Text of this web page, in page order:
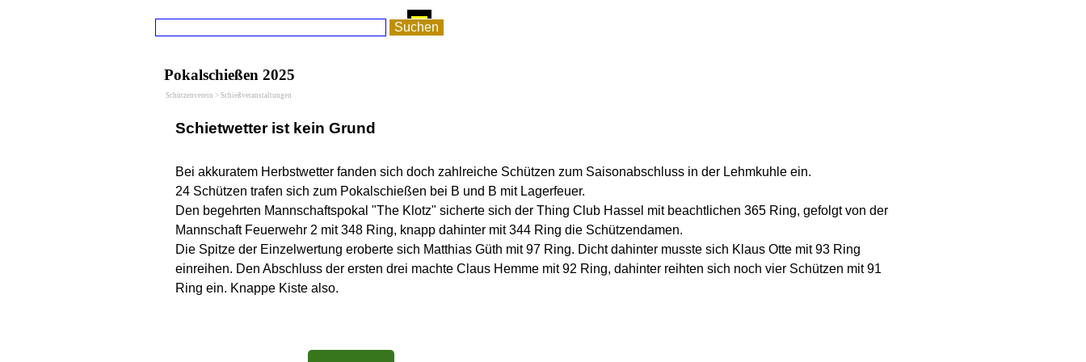
Menü überspringen
Suchen
Pokalschießen 2025
Schützenverein > Schießveranstaltungen
Schietwetter ist kein Grund
Bei akkuratem Herbstwetter fanden sich doch zahlreiche Schützen zum Saisonabschluss in der Lehmkuhle ein.
24 Schützen trafen sich zum Pokalschießen bei B und B mit Lagerfeuer.
Den begehrten Mannschaftspokal "The Klotz" sicherte sich der Thing Club Hassel mit beachtlichen 365 Ring, gefolgt von der
Mannschaft Feuerwehr 2 mit 348 Ring, knapp dahinter mit 344 Ring die Schützendamen.
Die Spitze der Einzelwertung eroberte sich Matthias Güth mit 97 Ring. Dicht dahinter musste sich Klaus Otte mit 93 Ring
einreihen. Den Abschluss der ersten drei machte Claus Hemme mit 92 Ring, dahinter reihten sich noch vier Schützen mit 91
Ring ein. Knappe Kiste also.